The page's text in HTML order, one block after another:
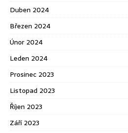
Duben 2024
Březen 2024
Únor 2024
Leden 2024
Prosinec 2023
Listopad 2023
Říjen 2023
Září 2023